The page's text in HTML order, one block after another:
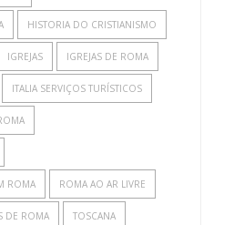
HISTORIA DO CRISTIANISMO
IGREJAS IGREJAS DE ROMA
ITALIA SERVIÇOS TURÍSTICOS
ROMA ROMA AO AR LIVRE
DE ROMA TOSCANA